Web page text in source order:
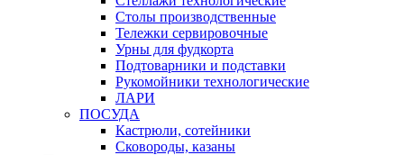
Столы производственные
Тележки сервировочные
Урны для фудкорта
Подтоварники и подставки
Рукомойники технологические
ЛАРИ
ПОСУДА
Кастрюли, сотейники
Сковороды, казаны